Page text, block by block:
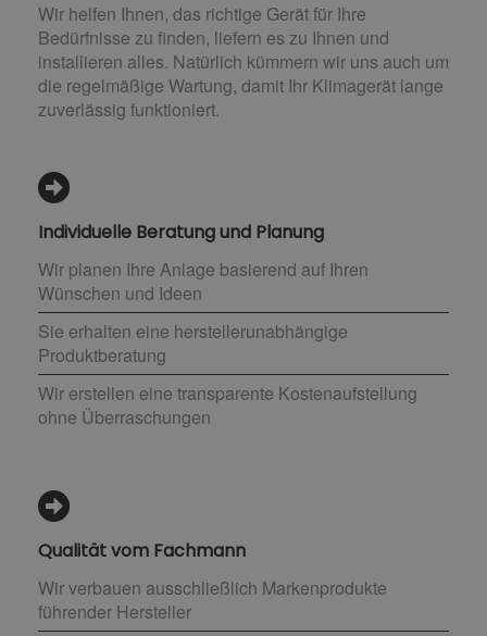
Wir helfen Ihnen, das richtige Gerät für Ihre
Bedürfnisse zu finden, liefern es zu Ihnen und
installieren alles. Natürlich kümmern wir uns auch um
die regelmäßige Wartung, damit Ihr Klimagerät lange
zuverlässig funktioniert.
Individuelle Beratung und Planung
Wir planen Ihre Anlage basierend auf Ihren
Wünschen und Ideen
Sie erhalten eine herstellerunabhängige
Produktberatung
Wir erstellen eine transparente Kostenaufstellung
ohne Überraschungen
Qualität vom Fachmann
Wir verbauen ausschließlich Markenprodukte
führender Hersteller